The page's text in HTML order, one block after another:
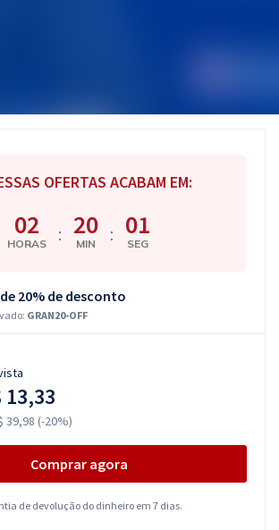
OFERTAS ACABAM EM:
02
HORAS : 20
MIN : 01
SEG
20% de desconto
GRAN20-OFF
13,33
39,98 (-20%)
Comprar agora
de devolução do dinheiro em 7 dias.